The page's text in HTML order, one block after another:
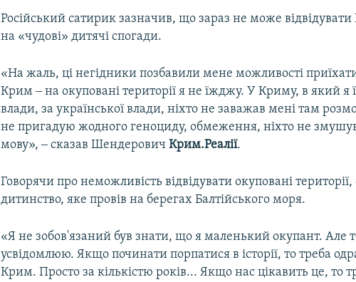
Російський сатирик зазначив, що зараз не може
на «чудові» дитячі спогади.
«На жаль, ці негідники позбавили мене можливості
Крим ‒ на окуповані території я не їжджу. У Криму, в який я
влади, за української влади, ніхто не заважав мені там
не пригадую жодного геноциду, обмеження, ніхто не
мову», ‒ сказав ШендеровичКрим.Реалії.
Говорячи про неможливість відвідувати окуповані
дитинство, яке провів на берегах Балтійського моря.
«Я не зобов'язаний був знати, що я маленький окупант. Але
усвідомлюю. Якщо починати порпатися в історії, то треба
Крим. Просто за кількістю років... Якщо нас цікавить це, то